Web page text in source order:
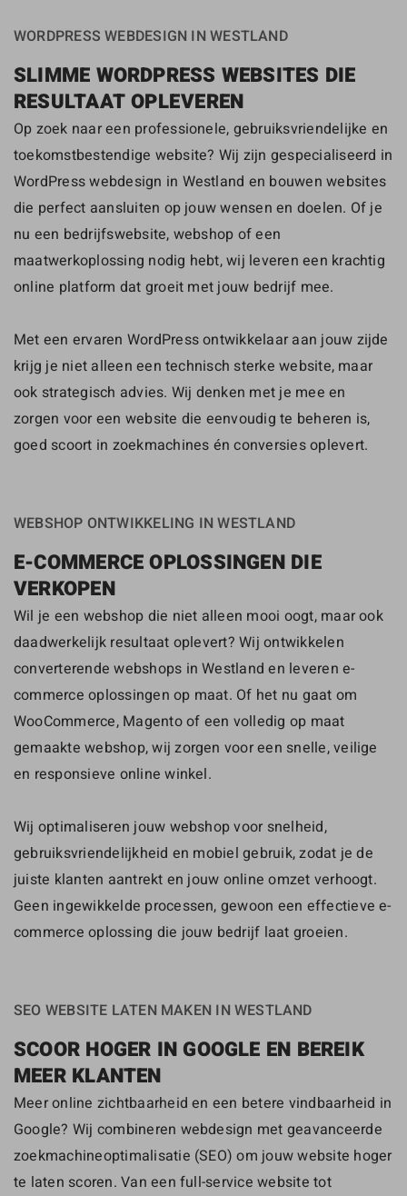
WORDPRESS WEBDESIGN IN WESTLAND
SLIMME WORDPRESS WEBSITES DIE
RESULTAAT OPLEVEREN
Op zoek naar een professionele, gebruiksvriendelijke en
toekomstbestendige website? Wij zijn gespecialiseerd in
WordPress webdesign in Westland en bouwen websites
die perfect aansluiten op jouw wensen en doelen. Of je
nu een bedrijfswebsite, webshop of een
maatwerkoplossing nodig hebt, wij leveren een krachtig
online platform dat groeit met jouw bedrijf mee.
Met een ervaren WordPress ontwikkelaar aan jouw zijde
krijg je niet alleen een technisch sterke website, maar
ook strategisch advies. Wij denken met je mee en
zorgen voor een website die eenvoudig te beheren is,
goed scoort in zoekmachines én conversies oplevert.
WEBSHOP ONTWIKKELING IN WESTLAND
E-COMMERCE OPLOSSINGEN DIE
VERKOPEN
Wil je een webshop die niet alleen mooi oogt, maar ook
daadwerkelijk resultaat oplevert? Wij ontwikkelen
converterende webshops in Westland en leveren e-
commerce oplossingen op maat. Of het nu gaat om
WooCommerce, Magento of een volledig op maat
gemaakte webshop, wij zorgen voor een snelle, veilige
en responsieve online winkel.
Wij optimaliseren jouw webshop voor snelheid,
gebruiksvriendelijkheid en mobiel gebruik, zodat je de
juiste klanten aantrekt en jouw online omzet verhoogt.
Geen ingewikkelde processen, gewoon een effectieve e-
commerce oplossing die jouw bedrijf laat groeien.
SEO WEBSITE LATEN MAKEN IN WESTLAND
SCOOR HOGER IN GOOGLE EN BEREIK
MEER KLANTEN
Meer online zichtbaarheid en een betere vindbaarheid in
Google? Wij combineren webdesign met geavanceerde
zoekmachineoptimalisatie (SEO) om jouw website hoger
te laten scoren. Van een full-service website tot